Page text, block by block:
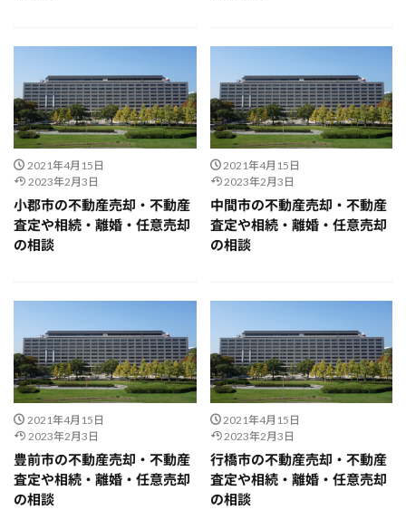
2021年4月15日
2023年2月3日
小郡市の不動産売却・不動産
査定や相続・離婚・任意売却
の相談
2021年4月15日
2023年2月3日
中間市の不動産売却・不動産
査定や相続・離婚・任意売却
の相談
2021年4月15日
2023年2月3日
豊前市の不動産売却・不動産
査定や相続・離婚・任意売却
の相談
2021年4月15日
2023年2月3日
行橋市の不動産売却・不動産
査定や相続・離婚・任意売却
の相談